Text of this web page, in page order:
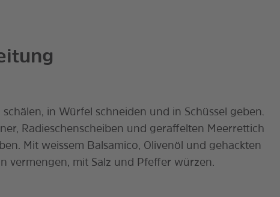
schälen, in Würfel schneiden und in Schüssel geben.
Radieschenscheiben und geraffelten Meerrettich
Mit weissem Balsamico, Olivenöl und gehackten
vermengen, mit Salz und Pfeffer würzen.